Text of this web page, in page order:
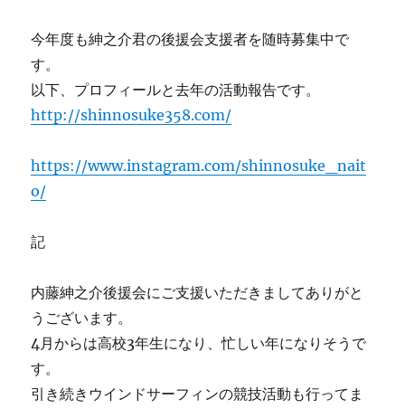
今年度も紳之介君の後援会支援者を随時募集中で
す。
以下、プロフィールと去年の活動報告です。
http://shinnosuke358.com/
https://www.instagram.com/shinnosuke_nait
o/
記
内藤紳之介後援会にご支援いただきましてありがと
うございます。
4月からは高校3年生になり、忙しい年になりそうで
す。
引き続きウインドサーフィンの競技活動も行ってま